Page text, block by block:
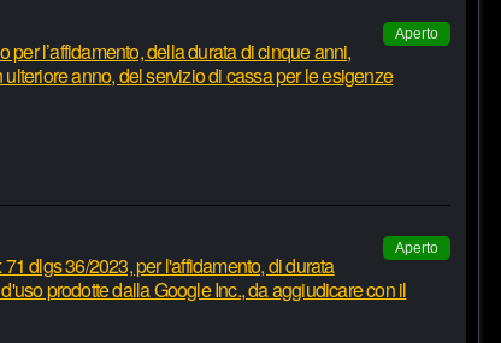
Aperto
l’affidamento, della durata di cinque anni,
anno, del servizio di cassa per le esigenze
Aperto
dlgs 36/2023, per l'affidamento, di durata
prodotte dalla Google Inc., da aggiudicare con il